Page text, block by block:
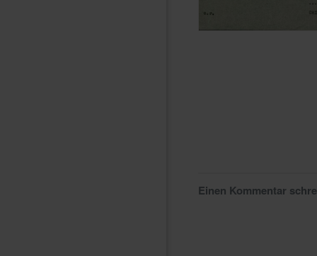
Einen Kommentar